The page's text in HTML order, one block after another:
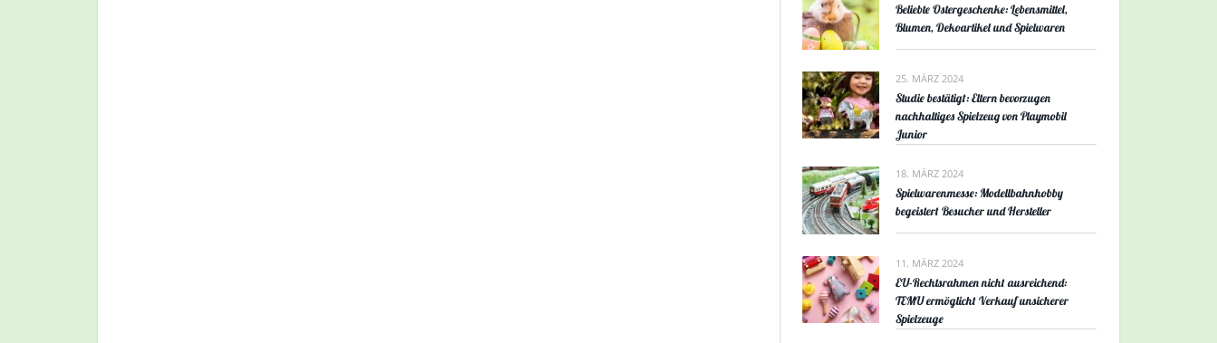
Beliebte Ostergeschenke: Lebensmittel,
Blumen, Dekoartikel und Spielwaren
25. MÄRZ 2024
Studie bestätigt: Eltern bevorzugen
nachhaltiges Spielzeug von Playmobil
Junior
18. MÄRZ 2024
Spielwarenmesse: Modellbahnhobby
begeistert Besucher und Hersteller
11. MÄRZ 2024
EU-Rechtsrahmen nicht ausreichend:
TEMU ermöglicht Verkauf unsicherer
Spielzeuge